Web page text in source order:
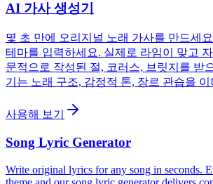
AI 가사 생성기
몇 초 만에 오리지널 노래 가사를 만드세
테마를 입력하세요. 실제로 라임이 맞고
문적으로 작성된 절, 코러스, 브릿지를 받
기는 노래 구조, 감정적 톤, 장르 관습을 이
사용해 보기
Song Lyric Generator
Write original lyrics for any song in seconds.